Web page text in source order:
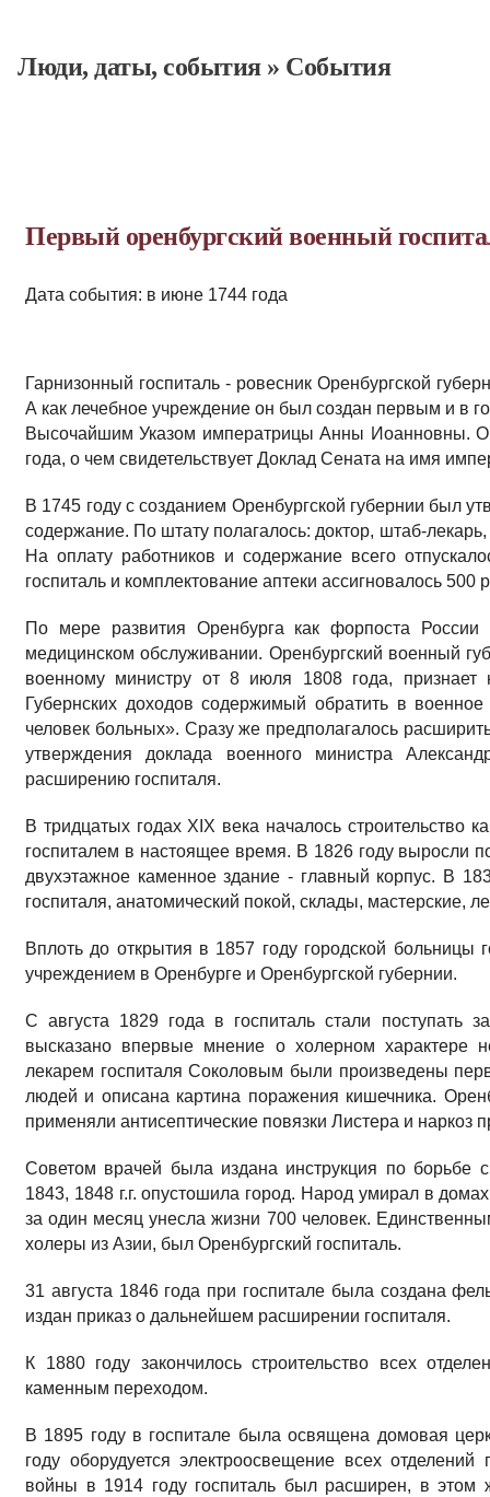
Люди, даты, cобытия» События
Первый оренбургский военный
Дата события: в июне 1744 года
Гарнизонный госпиталь - ровесник Оренбургской
А как лечебное учреждение он был создан первым и в
Высочайшим Указом императрицы Анны Иоанновны.
года, о чем свидетельствует Доклад Сената на имя
В 1745 году с созданием Оренбургской губернии был
содержание. По штату полагалось: доктор, штаб-
На оплату работников и содержание всего
госпиталь и комплектование аптеки ассигновалось 500
По мере развития Оренбурга как форпоста России
медицинском обслуживании. Оренбургский военный
военному министру от 8 июля 1808 года, признает
Губернских доходов содержимый обратить в
человек больных». Сразу же предполагалось
утверждения доклада военного министра
расширению госпиталя.
В тридцатых годах XIX века началось строительство
госпиталем в настоящее время. В 1826 году выросли
двухэтажное каменное здание - главный корпус. В
госпиталя, анатомический покой, склады, мастерские,
Вплоть до открытия в 1857 году городской больницы
учреждением в Оренбурге и Оренбургской губернии.
С августа 1829 года в госпиталь стали поступать
высказано впервые мнение о холерном характере
лекарем госпиталя Соколовым были произведены
людей и описана картина поражения кишечника.
применяли антисептические повязки Листера и наркоз
Советом врачей была издана инструкция по борьбе
1843, 1848 г.г. опустошила город. Народ умирал в
за один месяц унесла жизни 700 человек.
холеры из Азии, был Оренбургский госпиталь.
31 августа 1846 года при госпитале была создана
издан приказ о дальнейшем расширении госпиталя.
К 1880 году закончилось строительство всех
каменным переходом.
В 1895 году в госпитале была освящена домовая
году оборудуется электроосвещение всех
войны в 1914 году госпиталь был расширен, в этом